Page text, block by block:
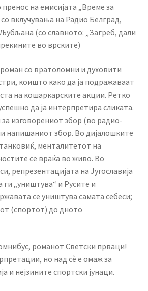
на емисијата „Време за
вклучувања на Радио Белград,
(со славното: „Загреб, дали
во врските)
со вратоломни и духовити
коишто како да ја подражаваат
на кошаркарските акции. Ретко
да ја интерпретира сликата.
изговорениот збор (во радио-
напишаниот збор. Во дијалошките
менталитетот на
се враќа во живо. Во
репрезентацијата на Југославија
ги „уништува“ и Русите и
се уништува самата себеси;
(спортот) до дното
романот Светски прваци!
но над сè е омаж за
и нејзините спортски јунаци.